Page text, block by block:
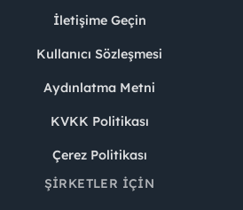
İletişime Geçin
Kullanıcı Sözleşmesi
Aydınlatma Metni
KVKK Politikası
Çerez Politikası
ŞIRKETLER İÇIN